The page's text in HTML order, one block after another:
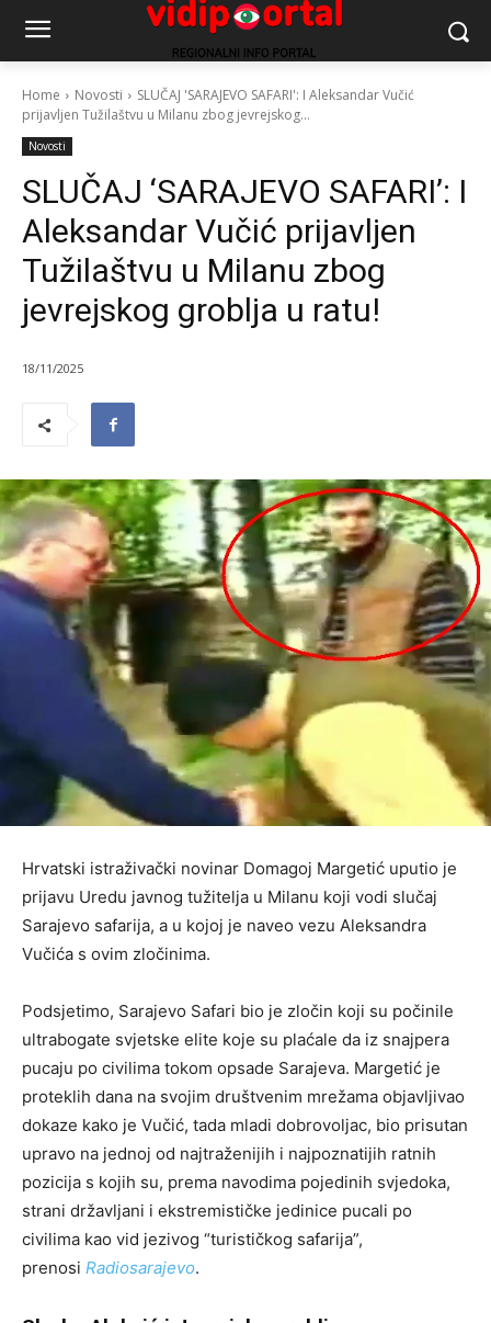
Home Novosti
SLUČAJ 'SARAJEVO SAFARI': I Aleksandar Vučić
prijavljen Tužilaštvu u Milanu zbog jevrejskog...
Novosti
SLUČAJ ‘SARAJEVO SAFARI’: I
Aleksandar Vučić prijavljen
Tužilaštvu u Milanu zbog
jevrejskog groblja u ratu!
18/11/2025
Hrvatski istraživački novinar Domagoj Margetić uputio je
prijavu Uredu javnog tužitelja u Milanu koji vodi slučaj
Sarajevo safarija, a u kojoj je naveo vezu Aleksandra
Vučića s ovim zločinima.
Podsjetimo, Sarajevo Safari bio je zločin koji su počinile
ultrabogate svjetske elite koje su plaćale da iz snajpera
pucaju po civilima tokom opsade Sarajeva. Margetić je
proteklih dana na svojim društvenim mrežama objavljivao
dokaze kako je Vučić, tada mladi dobrovoljac, bio prisutan
upravo na jednoj od najtraženijih i najpoznatijih ratnih
pozicija s kojih su, prema navodima pojedinih svjedoka,
strani državljani i ekstremističke jedinice pucali po
civilima kao vid jezivog “turističkog safarija”,
prenosi Radiosarajevo.